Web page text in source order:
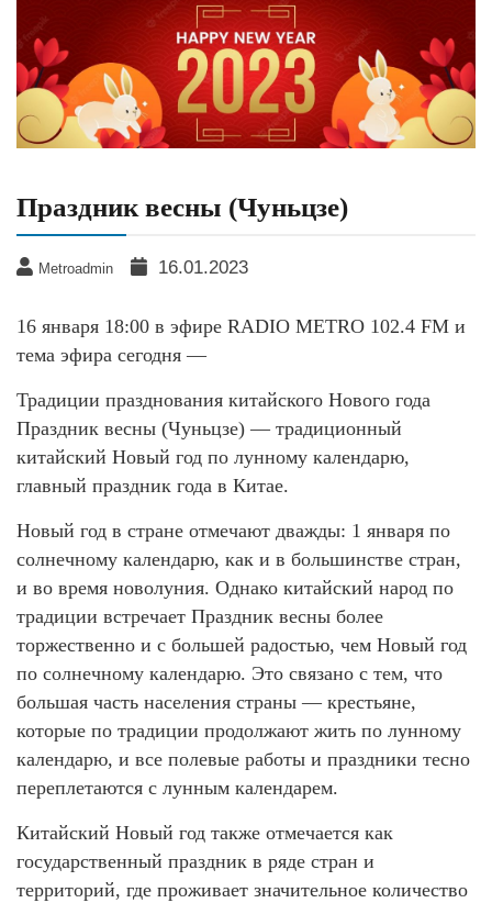
Праздник весны (Чуньцзе)
Metroadmin 16.01.2023
16 января 18:00 в эфире RADIO METRO 102.4 FM и
тема эфира сегодня —
Традиции празднования китайского Нового года
Праздник весны (Чуньцзе) — традиционный
китайский Новый год по лунному календарю,
главный праздник года в Китае.
Новый год в стране отмечают дважды: 1 января по
солнечному календарю, как и в большинстве стран,
и во время новолуния. Однако китайский народ по
традиции встречает Праздник весны более
торжественно и с большей радостью, чем Новый год
по солнечному календарю. Это связано с тем, что
большая часть населения страны — крестьяне,
которые по традиции продолжают жить по лунному
календарю, и все полевые работы и праздники тесно
переплетаются с лунным календарем.
Китайский Новый год также отмечается как
государственный праздник в ряде стран и
территорий, где проживает значительное количество